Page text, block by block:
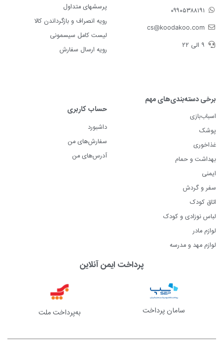
۰۹۹۰۵۳۸۸۱۹۱
cs@koodakoo.com
۹ الی ۲۲
پرسشهای متداول
رویه انصراف و بازگرداندن کالا
لیست کامل سیسمونی
رویه ارسال سفارش
برخی دسته‌بندی‌های مهم
اسباب‌بازی
پوشک
غذاخوری
بهداشت و حمام
ایمنی
سفر و گردش
اتاق کودک
لباس نوزادی و کودک
لوازم مادر
لوازم مهد و مدرسه
حساب کاربری
داشبورد
سفارش‌های من
آدرس‌های من
پرداخت ایمن آنلاین
سامان پرداخت به‌پرداخت ملت